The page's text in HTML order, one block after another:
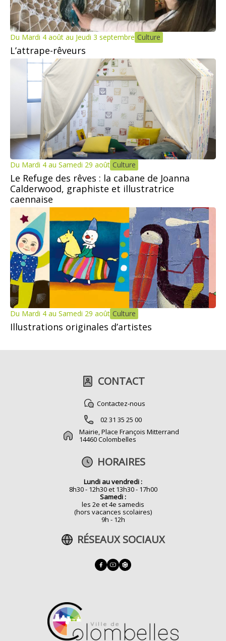
Du Mardi 4 août au Jeudi 3 septembre Culture
L’attrape-rêveurs
Du Mardi 4 au Samedi 29 août Culture
Le Refuge des rêves : la cabane de Joanna
Calderwood, graphiste et illustratrice
caennaise
Du Mardi 4 au Samedi 29 août Culture
Illustrations originales d’artistes
CONTACT
Contactez-nous
02 31 35 25 00
Mairie, Place François Mitterrand
14460 Colombelles
HORAIRES
Lundi au vendredi :
8h30 - 12h30 et 13h30 - 17h00
Samedi :
les 2e et 4e samedis
(hors vacances scolaires)
9h - 12h
RÉSEAUX SOCIAUX